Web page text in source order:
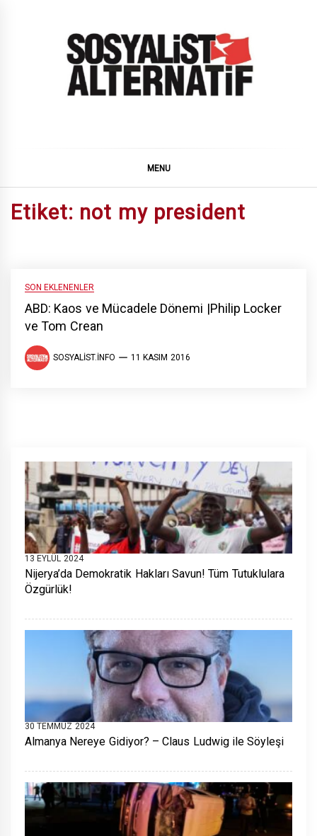
MENU
Etiket: not my president
SON EKLENENLER
ABD: Kaos ve Mücadele Dönemi |Philip Locker
ve Tom Crean
SOSYALIST.INFO 11 KASIM 2016
13 EYLÜL 2024
Nijerya’da Demokratik Hakları Savun! Tüm Tutuklulara
Özgürlük!
30 TEMMUZ 2024
Almanya Nereye Gidiyor? – Claus Ludwig ile Söyleşi